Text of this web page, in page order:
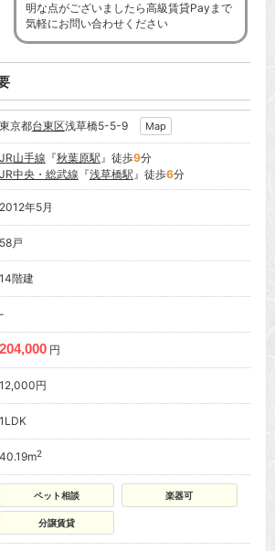
明な点がございましたら高級賃貸Payまで
気軽にお問い合わせください
東京都台東区浅草橋5-5-9 Map
JR山手線 『秋葉原駅』徒歩9分
JR中央・総武線 『浅草橋駅』徒歩6分
2012年5月
58戸
14階建
-
204,000 円
12,000円
1LDK
40.19m2
ペット相談 楽器可
分譲賃貸